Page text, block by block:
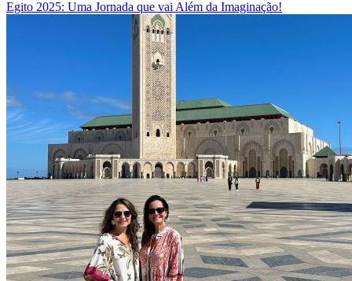
Egito 2025: Uma Jornada que vai Além da Imaginação!